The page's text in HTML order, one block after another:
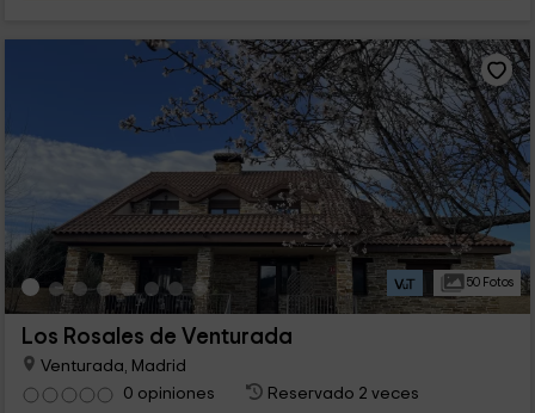
50 Fotos
Los Rosales de Venturada
Venturada, Madrid
0 opiniones
Reservado 2 veces